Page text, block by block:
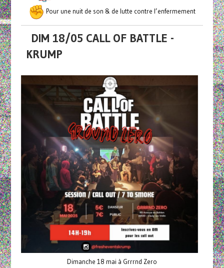
Pour une nuit de son & de lutte contre l’enfermement
DIM 18/05 CALL OF BATTLE -
KRUMP
Dimanche 18 mai à Grrrnd Zero